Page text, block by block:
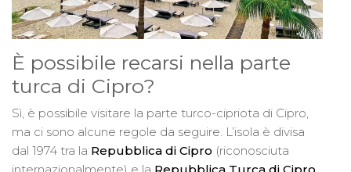
È possibile recarsi nella parte
turca di Cipro?
Sì, è possibile visitare la parte turco-cipriota di Cipro,
ma ci sono alcune regole da seguire. L’isola è divisa
dal 1974 tra la Repubblica di Cipro (riconosciuta